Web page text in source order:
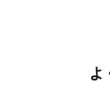
よ